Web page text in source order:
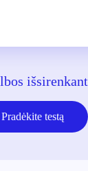
Pradėkite testą